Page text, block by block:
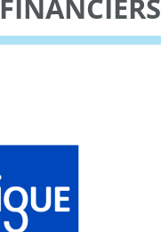
FINANCIERS